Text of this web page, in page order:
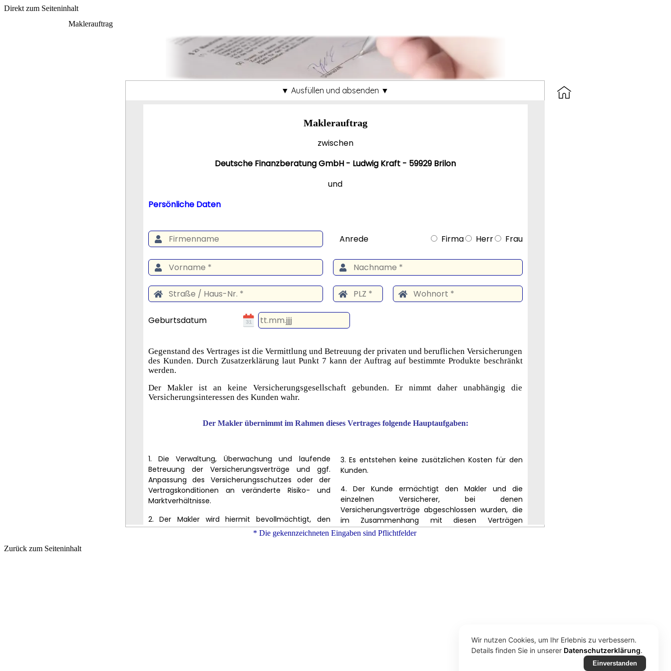
Wir nutzen Cookies, um Ihr Erlebnis zu verbessern.
Details finden Sie in unserer Datenschutzerklärung.
Einverstanden
Direkt zum Seiteninhalt
Maklerauftrag
▼ Ausfüllen und absenden ▼
* Die gekennzeichneten Eingaben sind Pflichtfelder
Zurück zum Seiteninhalt